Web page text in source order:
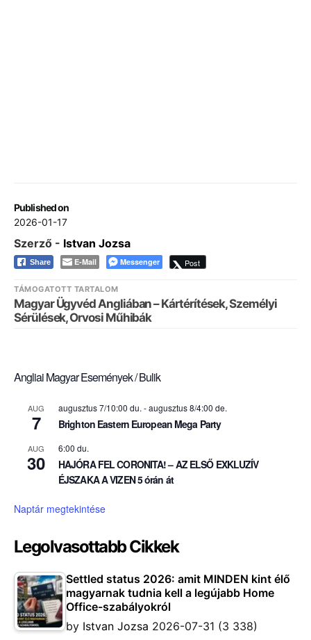
Published on
2026-01-17
Szerző - Istvan Jozsa
Share E-Mail Messenger Post
TÁMOGATOTT TARTALOM
Magyar Ügyvéd Angliában – Kártérítések, Személyi
Sérülések, Orvosi Műhibák
Angliai Magyar Események / Bulik
AUG
7
augusztus 7/10:00 du. -augusztus 8/4:00 de.
Brighton Eastern European Mega Party
AUG
30
6:00 du.
HAJÓRA FEL CORONITA! – AZ ELSŐ EXKLUZÍV
ÉJSZAKA A VIZEN 5 órán át
Naptár megtekintése
Legolvasottabb Cikkek
Settled status 2026: amit MINDEN kint élő
magyarnak tudnia kell a legújabb Home
Office-szabályokról
by Istvan Jozsa 2026-07-31 (3 338)